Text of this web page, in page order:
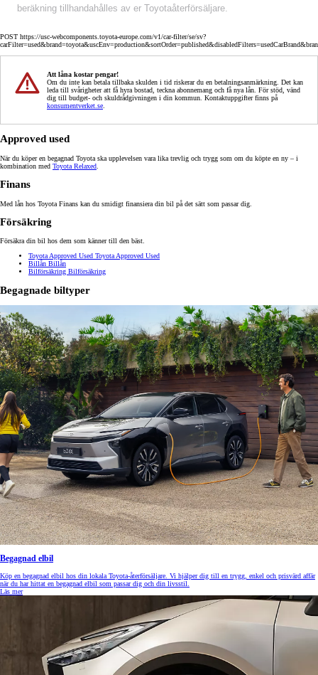
beräkning tillhandahålles av er Toyotaåterförsäljare.
POST https://usc-webcomponents.toyota-europe.com/v1/car-filter/se/sv?
Att låna kostar pengar!
Om du inte kan betala tillbaka skulden i tid riskerar du en betalningsanmärkning. Det kan
leda till svårigheter att få hyra bostad, teckna abonnemang och få nya lån. För stöd, vänd
dig till budget- och skuldrådgivningen i din kommun. Kontaktuppgifter finns på
konsumentverket.se
Approved used
När du köper en begagnad Toyota ska upplevelsen vara lika trevlig och trygg som om du köpte en ny – i
kombination med Toyota Relaxed
Finans
Med lån hos Toyota Finans kan du smidigt finansiera din bil på det sätt som passar dig.
Försäkring
Försäkra din bil hos dem som känner till den bäst.
Toyota Approved Used Toyota Approved Used
Billån Billån
Bilförsäkring Bilförsäkring
Begagnade biltyper
Begagnad elbil
Köp en begagnad elbil hos din lokala Toyota-återförsäljare. Vi hjälper dig till en trygg, enkel och prisvärd affär
när du har hittat en begagnad elbil som passar dig och din livsstil.
Läs mer